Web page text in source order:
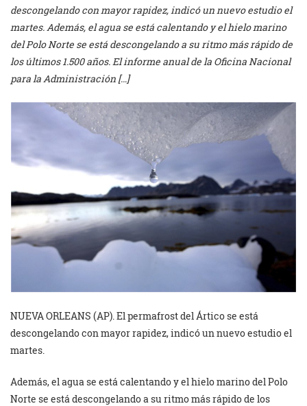
descongelando con mayor rapidez, indicó un nuevo estudio el
martes. Además, el agua se está calentando y el hielo marino
del Polo Norte se está descongelando a su ritmo más rápido de
los últimos 1.500 años. El informe anual de la Oficina Nacional
para la Administración […]
NUEVA ORLEANS (AP). El permafrost del Ártico se está
descongelando con mayor rapidez, indicó un nuevo estudio el
martes.
Además, el agua se está calentando y el hielo marino del Polo
Norte se está descongelando a su ritmo más rápido de los